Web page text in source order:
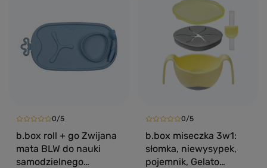
0/5
b.box roll + go Zwijana
mata BLW do nauki
samodzielnego
0/5
b.box miseczka 3w1:
słomka, niewysypek,
pojemnik, Gelato